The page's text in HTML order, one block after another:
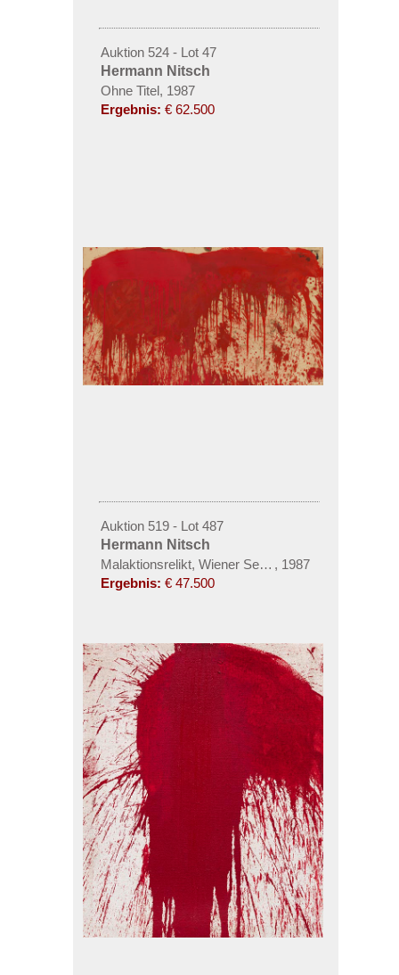
Auktion 524 - Lot 47
Hermann Nitsch
Ohne Titel, 1987
Ergebnis: € 62.500
Auktion 519 - Lot 487
Hermann Nitsch
Malaktionsrelikt, Wiener Sezession
, 1987
Ergebnis: € 47.500